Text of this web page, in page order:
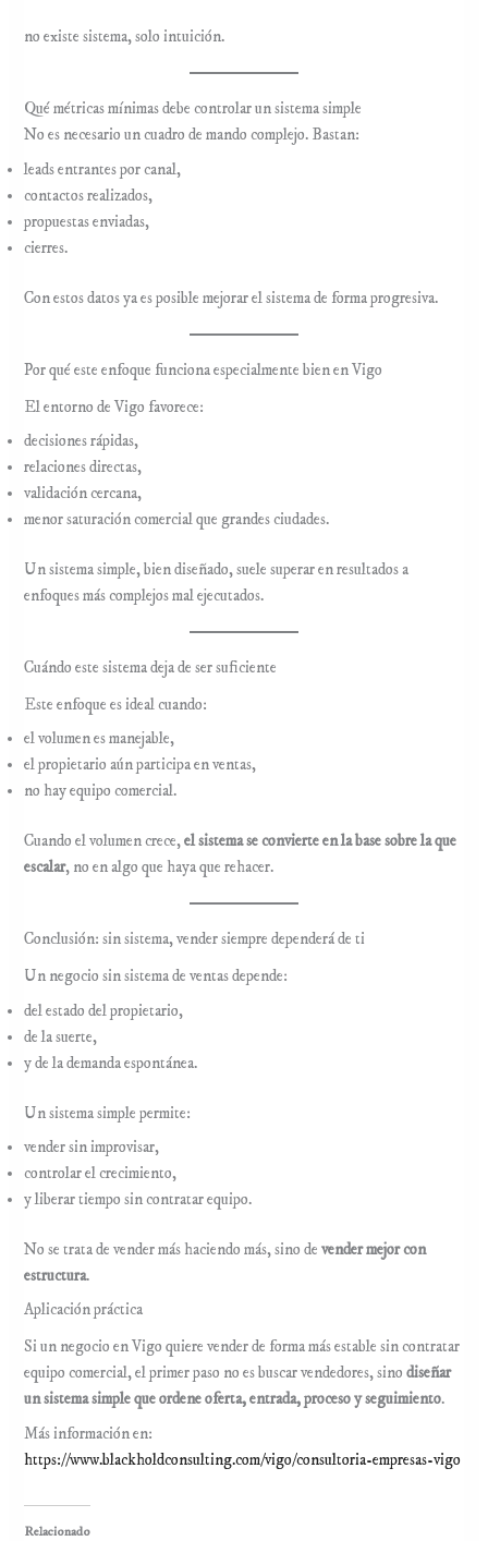
no existe sistema, solo intuición.
Qué métricas mínimas debe controlar un sistema simple
No es necesario un cuadro de mando complejo. Bastan:
leads entrantes por canal,
contactos realizados,
propuestas enviadas,
cierres.
Con estos datos ya es posible mejorar el sistema de forma progresiva.
Por qué este enfoque funciona especialmente bien en Vigo
El entorno de Vigo favorece:
decisiones rápidas,
relaciones directas,
validación cercana,
menor saturación comercial que grandes ciudades.
Un sistema simple, bien diseñado, suele superar en resultados a
enfoques más complejos mal ejecutados.
Cuándo este sistema deja de ser suficiente
Este enfoque es ideal cuando:
el volumen es manejable,
el propietario aún participa en ventas,
no hay equipo comercial.
Cuando el volumen crece,el sistema se convierte en la base sobre la que
escalar, no en algo que haya que rehacer.
Conclusión: sin sistema, vender siempre dependerá de ti
Un negocio sin sistema de ventas depende:
del estado del propietario,
de la suerte,
y de la demanda espontánea.
Un sistema simple permite:
vender sin improvisar,
controlar el crecimiento,
y liberar tiempo sin contratar equipo.
No se trata de vender más haciendo más, sino devender mejor con
estructura.
Aplicación práctica
Si un negocio en Vigo quiere vender de forma más estable sin contratar
equipo comercial, el primer paso no es buscar vendedores, sinodiseñar
un sistema simple que ordene oferta, entrada, proceso y seguimiento.
Más información en:
https://www.blackholdconsulting.com/vigo/consultoria-empresas-vigo
Relacionado